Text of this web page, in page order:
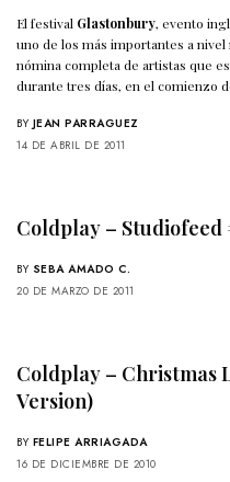
El festival Glastonbury, evento
uno de los más importantes a
nómina completa de artistas que
durante tres días, en el comienzo
BY JEAN PARRAGUEZ
14 DE ABRIL DE 2011
Coldplay – Studiofeed
BY SEBA AMADO C.
20 DE MARZO DE 2011
Coldplay – Christmas
Version)
BY FELIPE ARRIAGADA
16 DE DICIEMBRE DE 2010